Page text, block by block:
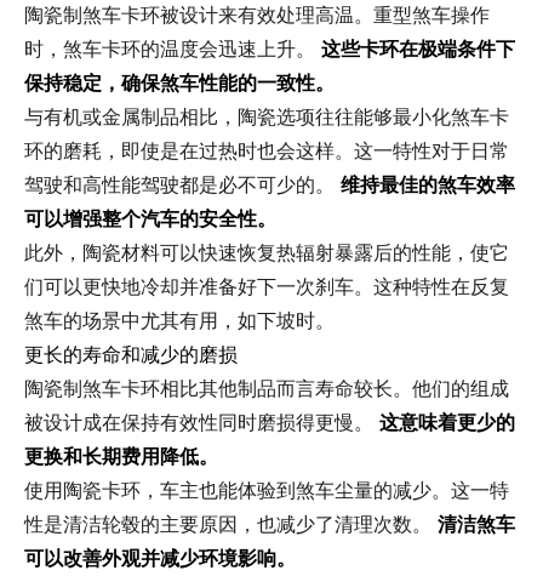
陶瓷制煞车卡环被设计来有效处理高温。重型煞车操作
时，煞车卡环的温度会迅速上升。 这些卡环在极端条件下
保持稳定，确保煞车性能的一致性。
与有机或金属制品相比，陶瓷选项往往能够最小化煞车卡
环的磨耗，即使是在过热时也会这样。这一特性对于日常
驾驶和高性能驾驶都是必不可少的。 维持最佳的煞车效率
可以增强整个汽车的安全性。
此外，陶瓷材料可以快速恢复热辐射暴露后的性能，使它
们可以更快地冷却并准备好下一次刹车。这种特性在反复
煞车的场景中尤其有用，如下坡时。
更长的寿命和减少的磨损
陶瓷制煞车卡环相比其他制品而言寿命较长。他们的组成
被设计成在保持有效性同时磨损得更慢。 这意味着更少的
更换和长期费用降低。
使用陶瓷卡环，车主也能体验到煞车尘量的减少。这一特
性是清洁轮毂的主要原因，也减少了清理次数。 清洁煞车
可以改善外观并减少环境影响。